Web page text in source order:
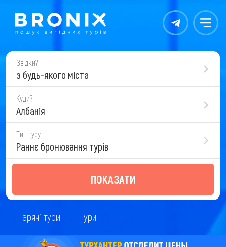
Контакты Меню
Звідки?
з будь-якого міста
Куди?
Албанія
Тип туру
Раннє бронювання турів
ПОКАЗАТИ
Гарячі тури Тури